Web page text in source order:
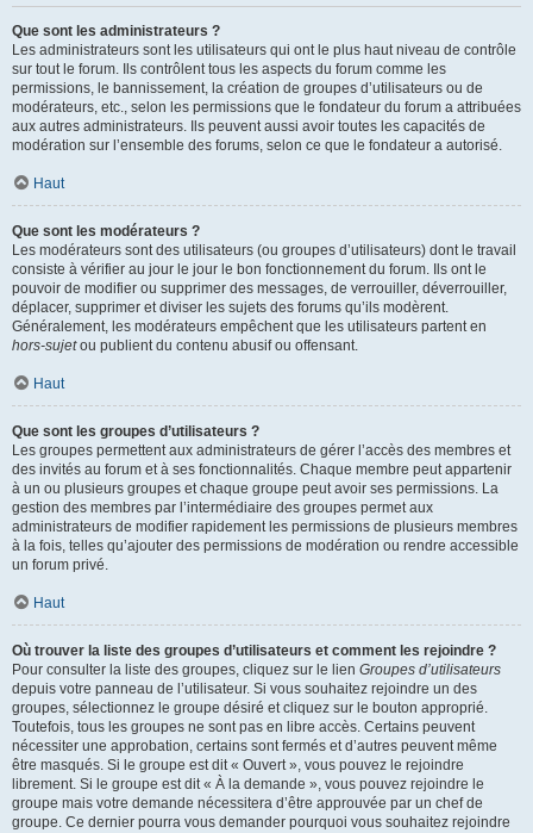
Que sont les administrateurs ?
Les administrateurs sont les utilisateurs qui ont le plus haut niveau de contrôle
sur tout le forum. Ils contrôlent tous les aspects du forum comme les
permissions, le bannissement, la création de groupes d’utilisateurs ou de
modérateurs, etc., selon les permissions que le fondateur du forum a attribuées
aux autres administrateurs. Ils peuvent aussi avoir toutes les capacités de
modération sur l’ensemble des forums, selon ce que le fondateur a autorisé.
Haut
Que sont les modérateurs ?
Les modérateurs sont des utilisateurs (ou groupes d’utilisateurs) dont le travail
consiste à vérifier au jour le jour le bon fonctionnement du forum. Ils ont le
pouvoir de modifier ou supprimer des messages, de verrouiller, déverrouiller,
déplacer, supprimer et diviser les sujets des forums qu’ils modèrent.
Généralement, les modérateurs empêchent que les utilisateurs partent en
hors-sujetou publient du contenu abusif ou offensant.
Haut
Que sont les groupes d’utilisateurs ?
Les groupes permettent aux administrateurs de gérer l’accès des membres et
des invités au forum et à ses fonctionnalités. Chaque membre peut appartenir
à un ou plusieurs groupes et chaque groupe peut avoir ses permissions. La
gestion des membres par l’intermédiaire des groupes permet aux
administrateurs de modifier rapidement les permissions de plusieurs membres
à la fois, telles qu’ajouter des permissions de modération ou rendre accessible
un forum privé.
Haut
Où trouver la liste des groupes d’utilisateurs et comment les rejoindre ?
Pour consulter la liste des groupes, cliquez sur le lien Groupes d’utilisateurs
depuis votre panneau de l’utilisateur. Si vous souhaitez rejoindre un des
groupes, sélectionnez le groupe désiré et cliquez sur le bouton approprié.
Toutefois, tous les groupes ne sont pas en libre accès. Certains peuvent
nécessiter une approbation, certains sont fermés et d’autres peuvent même
être masqués. Si le groupe est dit « Ouvert », vous pouvez le rejoindre
librement. Si le groupe est dit « À la demande », vous pouvez rejoindre le
groupe mais votre demande nécessitera d’être approuvée par un chef de
groupe. Ce dernier pourra vous demander pourquoi vous souhaitez rejoindre